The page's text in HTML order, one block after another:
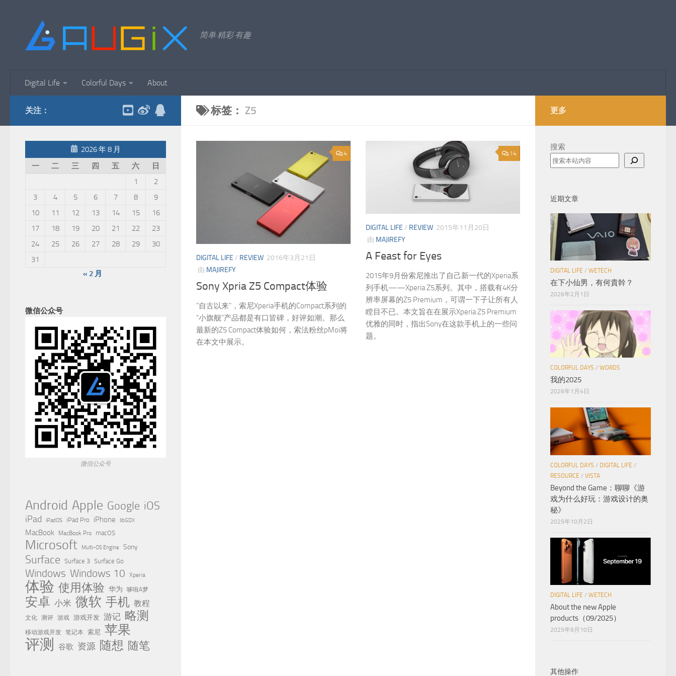
简单·精彩·有趣
Digital Life Colorful Days About
标签： Z5
4
DIGITAL LIFE / REVIEW 2016年3月21日
由 MAJIREFY
Sony Xpria Z5 Compact体验
“自古以来”，索尼Xperia手机的Compact系列的
“小旗舰”产品都是有口皆碑，好评如潮。那么
最新的Z5 Compact体验如何，索法粉丝pMoi将
在本文中展示。
14
DIGITAL LIFE / REVIEW 2015年11月20日
由 MAJIREFY
A Feast for Eyes
2015年9月份索尼推出了自己新一代的Xperia系
列手机——Xperia Z5系列。其中，搭载有4K分
辨率屏幕的Z5 Premium，可谓一下子让所有人
瞠目不已。本文旨在在展示Xperia Z5 Premium
优雅的同时，指出Sony在这款手机上的一些问
题。
关注：
2026 年 8 月
一
二 三 四 五 六
日
1
2
3
4 5 6 7 8
9
10
11 12 13 14 15
16
17
18 19 20 21 22
23
24
25 26 27 28 29
30
31
« 2 月
微信公众号
微信公众号
Android Apple Google iOS
iPad iPadOS iPad Pro iPhone libGDX
MacBook MacBook Pro macOS
Microsoft Multi-OS Engine Sony
Surface Surface 3 Surface Go
Windows Windows 10 Xperia
体验 使用体验 华为 哆啦A梦
安卓 小米 微软 手机 教程
文化 测评 游戏 游戏开发 游记 略测
移动游戏开发 笔记本 索尼 苹果
评测 谷歌 资源 随想 随笔
更多
搜索
近期文章
DIGITAL LIFE / WETECH
在下小仙男，有何貴幹？
2026年2月1日
COLORFUL DAYS / WORDS
我的2025
2026年1月4日
COLORFUL DAYS / DIGITAL LIFE /
RESOURCE / VISTA
Beyond the Game：聊聊《游
戏为什么好玩：游戏设计的奥
秘》
2025年10月2日
DIGITAL LIFE / WETECH
About the new Apple
products（09/2025）
2025年9月10日
其他操作